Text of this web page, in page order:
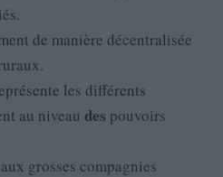
de manière décentralisée
les différents
au niveau des pouvoirs
grosses compagnies